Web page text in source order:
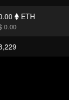
ETH
0.00